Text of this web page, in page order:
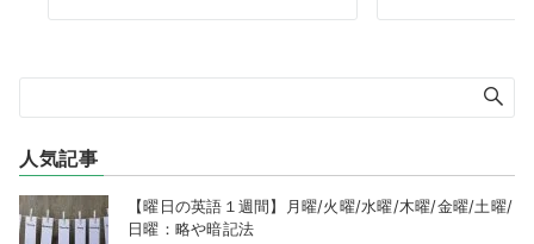
人気記事
【曜日の英語１週間】月曜/火曜/水曜/木曜/金曜/土曜/
日曜：略や暗記法